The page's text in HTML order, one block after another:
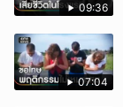
09:36
07:04